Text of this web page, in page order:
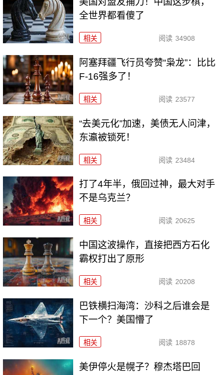
全世界都看傻了
相关 阅读 34908
阿塞拜疆飞行员夸赞“枭龙”：比比
F-16强多了！
相关 阅读 23577
“去美元化”加速，美债无人问津，
东瀛被锁死！
相关 阅读 23484
打了4年半，俄回过神，最大对手
不是乌克兰？
相关 阅读 20625
中国这波操作，直接把西方石化
霸权打出了原形
相关 阅读 20208
巴铁横扫海湾：沙科之后谁会是
下一个？美国懵了
相关 阅读 18878
美伊停火是幌子？穆杰塔巴回